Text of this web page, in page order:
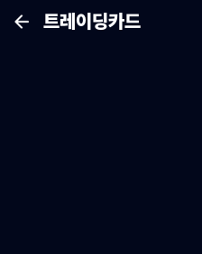
트레이딩카드